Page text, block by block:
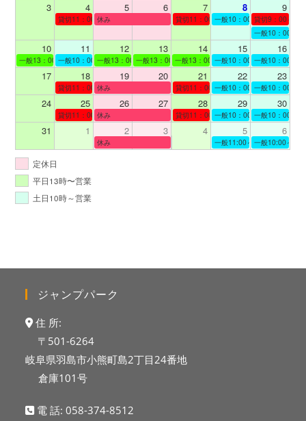
3 4 5 6 7 8 9
貸切11：00～12：00
休み 貸切11：00～12：00一般10：00～19：00
貸切9：00～10
一般10：00～
10 11 12 13 14 15 16
一般13：00～19：00一般10：00～19：00一般13：00～19：00一般13：00～19：00一般13：00～19：00一般10：00～19：00
一般10：00～
17 18 19 20 21 22 23
貸切11：00～12：00
休み 貸切11：00～13：00一般10：00～19：00
一般10：00～
24 25 26 27 28 29 30
貸切11：00～12：00
休み 貸切11：00～12：00一般10：00～19：00
一般10：00～
31 1 2 3 4 5 6
休み 一般11:00～19:00一般10:00～
定休日
平日13時〜営業
土日10時～営業
ジャンプパーク
住 所:
〒501-6264
岐阜県羽島市小熊町島2丁目24番地
倉庫101号
電 話:058-374-8512